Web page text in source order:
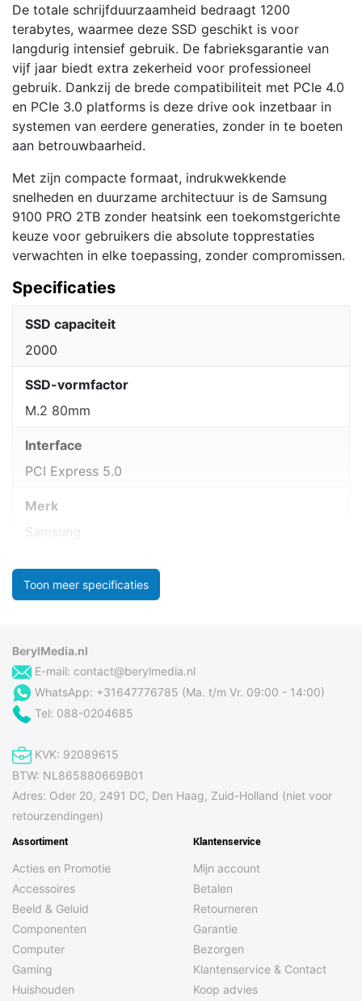
De totale schrijfduurzaamheid bedraagt 1200
terabytes, waarmee deze SSD geschikt is voor
langdurig intensief gebruik. De fabrieksgarantie van
vijf jaar biedt extra zekerheid voor professioneel
gebruik. Dankzij de brede compatibiliteit met PCIe 4.0
en PCIe 3.0 platforms is deze drive ook inzetbaar in
systemen van eerdere generaties, zonder in te boeten
aan betrouwbaarheid.
Met zijn compacte formaat, indrukwekkende
snelheden en duurzame architectuur is de Samsung
9100 PRO 2TB zonder heatsink een toekomstgerichte
keuze voor gebruikers die absolute topprestaties
verwachten in elke toepassing, zonder compromissen.
Specificaties
SSD capaciteit
2000
SSD-vormfactor
M.2 80mm
Interface
PCI Express 5.0
Merk
Samsung
Toon meer specificaties
BerylMedia.nl
E-mail: contact@berylmedia.nl
WhatsApp: +31647776785 (Ma. t/m Vr. 09:00 - 14:00)
Tel: 088-0204685
KVK: 92089615
BTW: NL865880669B01
Adres: Oder 20, 2491 DC, Den Haag, Zuid-Holland (niet voor
retourzendingen)
Assortiment
Acties en Promotie
Accessoires
Beeld & Geluid
Componenten
Computer
Gaming
Huishouden
Klantenservice
Mijn account
Betalen
Retourneren
Garantie
Bezorgen
Klantenservice & Contact
Koop advies